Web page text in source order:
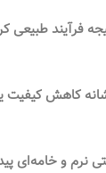
فرآیند
کاهش
و خامه‌ای